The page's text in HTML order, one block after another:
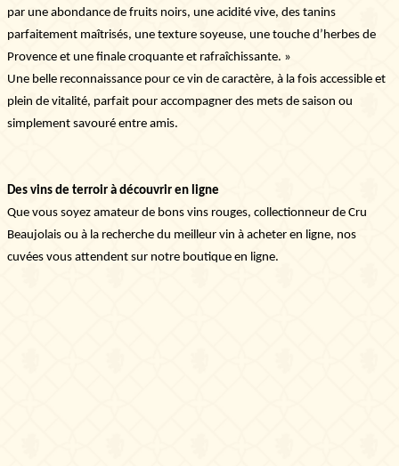
évènements et nos offres exclusives.
S'INSCRIRE
Informations
Mentions légales
Nous contacter
par une abondance de fruits noirs, une acidité vive, des tanins
parfaitement maîtrisés, une texture soyeuse, une touche d’herbes de
Provence et une finale croquante et rafraîchissante. »
Une belle reconnaissance pour ce vin de caractère, à la fois accessible et
plein de vitalité, parfait pour accompagner des mets de saison ou
simplement savouré entre amis.
Des vins de terroir à découvrir en ligne
Que vous soyez amateur de bons vins rouges, collectionneur de Cru
Beaujolais ou à la recherche du meilleur vin à acheter en ligne, nos
cuvées vous attendent sur notre boutique en ligne.